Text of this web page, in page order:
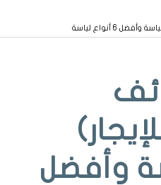
مليس الطائف والحوية (للإيجار) معلم لياسة وأفضل 6 أنواع لياسة
وأفضل